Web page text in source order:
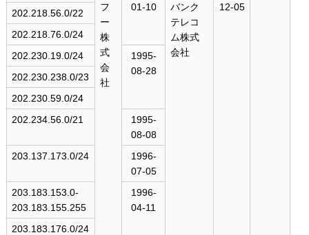
フ
ー
株
式
会
社
01-10
バンク
テレコ
ム株式
会社
12-05
202.218.56.0/22
202.218.76.0/24
202.230.19.0/24
1995-
08-28
202.230.238.0/23
202.230.59.0/24
202.234.56.0/21
1995-
08-08
203.137.173.0/24
1996-
07-05
203.183.153.0-
203.183.155.255
1996-
04-11
203.183.176.0/24